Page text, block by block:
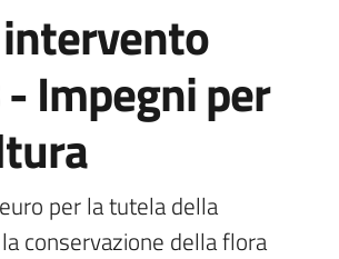
Impegni per
per la tutela della
conservazione della flora